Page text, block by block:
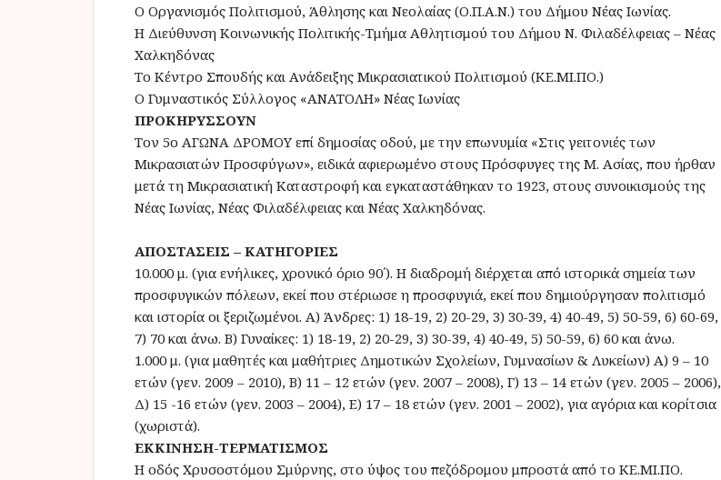
Ο Οργανισμός Πολιτισμού, Άθλησης και Νεολαίας (Ο.Π.Α.Ν.) του Δήμου Νέας Ιωνίας.
Η Διεύθυνση Κοινωνικής Πολιτικής-Τμήμα Αθλητισμού του Δήμου Ν. Φιλαδέλφειας – Νέας
Χαλκηδόνας
Το Κέντρο Σπουδής και Ανάδειξης Μικρασιατικού Πολιτισμού (ΚΕ.ΜΙ.ΠΟ.)
Ο Γυμναστικός Σύλλογος «ΑΝΑΤΟΛΗ» Νέας Ιωνίας
ΠΡΟΚΗΡΥΣΣΟΥΝ
Τον 5ο ΑΓΩΝΑ ΔΡΟΜΟΥ επί δημοσίας οδού, με την επωνυμία «Στις γειτονιές των
Μικρασιατών Προσφύγων», ειδικά αφιερωμένο στους Πρόσφυγες της Μ. Ασίας, που ήρθαν
μετά τη Μικρασιατική Καταστροφή και εγκαταστάθηκαν το 1923, στους συνοικισμούς της
Νέας Ιωνίας, Νέας Φιλαδέλφειας και Νέας Χαλκηδόνας.
ΑΠΟΣΤΑΣΕΙΣ – ΚΑΤΗΓΟΡΙΕΣ
10.000 μ. (για ενήλικες, χρονικό όριο 90΄). Η διαδρομή διέρχεται από ιστορικά σημεία των
προσφυγικών πόλεων, εκεί που στέριωσε η προσφυγιά, εκεί που δημιούργησαν πολιτισμό
και ιστορία οι ξεριζωμένοι. Α) Άνδρες: 1) 18-19, 2) 20-29, 3) 30-39, 4) 40-49, 5) 50-59, 6) 60-69,
7) 70 και άνω. Β) Γυναίκες: 1) 18-19, 2) 20-29, 3) 30-39, 4) 40-49, 5) 50-59, 6) 60 και άνω.
1.000 μ. (για μαθητές και μαθήτριες Δημοτικών Σχολείων, Γυμνασίων & Λυκείων) Α) 9 – 10
ετών (γεν. 2009 – 2010), Β) 11 – 12 ετών (γεν. 2007 – 2008), Γ) 13 – 14 ετών (γεν. 2005 – 2006),
Δ) 15 -16 ετών (γεν. 2003 – 2004), Ε) 17 – 18 ετών (γεν. 2001 – 2002), για αγόρια και κορίτσια
(χωριστά).
ΕΚΚΙΝΗΣΗ-ΤΕΡΜΑΤΙΣΜΟΣ
Η οδός Χρυσοστόμου Σμύρνης, στο ύψος του πεζόδρομου μπροστά από το ΚΕ.ΜΙ.ΠΟ.